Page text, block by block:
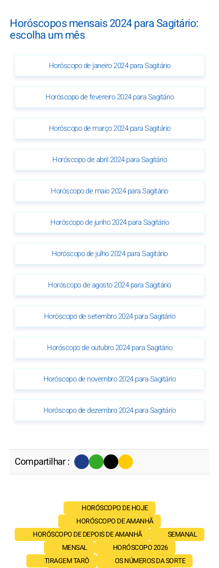
Horóscopos mensais 2024 para Sagitário:
escolha um mês
Horóscopo de janeiro 2024 para Sagitário
Horóscopo de fevereiro 2024 para Sagitário
Horóscopo de março 2024 para Sagitário
Horóscopo de abril 2024 para Sagitário
Horóscopo de maio 2024 para Sagitário
Horóscopo de junho 2024 para Sagitário
Horóscopo de julho 2024 para Sagitário
Horóscopo de agosto 2024 para Sagitário
Horóscopo de setembro 2024 para Sagitário
Horóscopo de outubro 2024 para Sagitário
Horóscopo de novembro 2024 para Sagitário
Horóscopo de dezembro 2024 para Sagitário
Compartilhar :
HORÓSCOPO DE HOJE
HORÓSCOPO DE AMANHÃ
HORÓSCOPO DE DEPOIS DE AMANHÃ
SEMANAL
MENSAL
HORÓSCOPO 2026
TIRAGEM TARÔ
OS NÚMEROS DA SORTE